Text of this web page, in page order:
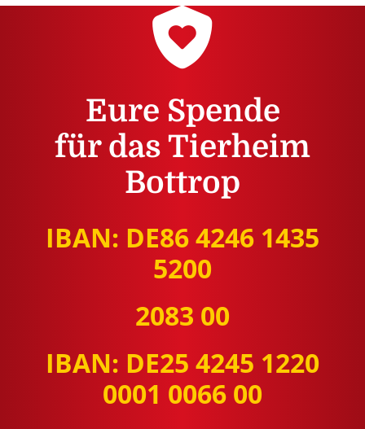
Eure Spende
für das Tierheim
Bottrop
IBAN: DE86 4246 1435
5200
2083 00
IBAN: DE25 4245 1220
0001 0066 00